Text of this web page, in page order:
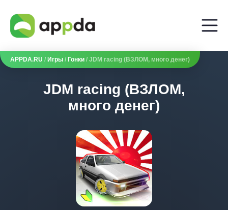
APPDA.RU / Игры / Гонки / JDM racing (ВЗЛОМ, много денег)
JDM racing (ВЗЛОМ,
много денег)